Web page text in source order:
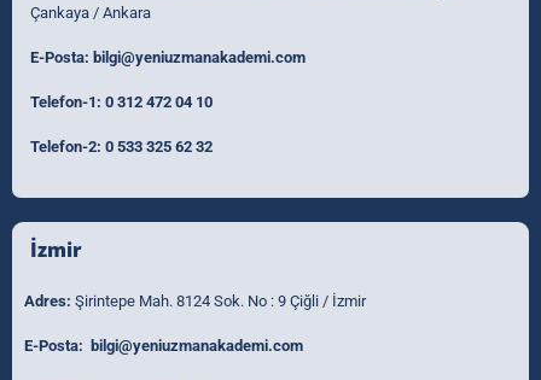
Çankaya / Ankara
E-Posta: bilgi@yeniuzmanakademi.com
Telefon-1: 0 312 472 04 10
Telefon-2: 0 533 325 62 32
İzmir
Adres: Şirintepe Mah. 8124 Sok. No : 9 Çiğli / İzmir
E-Posta: bilgi@yeniuzmanakademi.com